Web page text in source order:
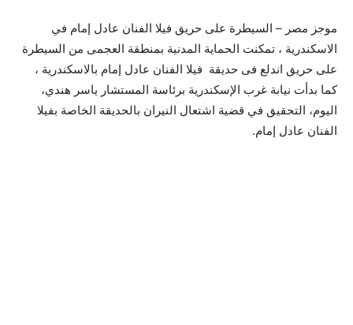
موجز مصر – السيطرة على حريق فيلا الفنان عادل إمام في
الاسكندرية ، تمكنت الحماية المدنية بمنطقة العجمى من السيطرة
على حريق اندلع فى حديقة فيلا الفنان عادل إمام بالاسكندرية ،
كما بدأت نيابة غرب الإسكندرية برئاسة المستشار ياسر هندي،
اليوم، التحقيق في قضية اشتعال النيران بالحديقة الخاصة بفيلا
الفنان عادل إمام.